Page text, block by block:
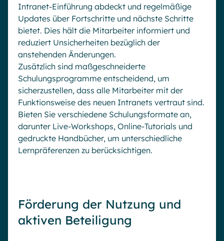
Intranet-Einführung abdeckt und regelmäßige
Updates über Fortschritte und nächste Schritte
bietet. Dies hält die Mitarbeiter informiert und
reduziert Unsicherheiten bezüglich der
anstehenden Änderungen.
Zusätzlich sind maßgeschneiderte
Schulungsprogramme entscheidend, um
sicherzustellen, dass alle Mitarbeiter mit der
Funktionsweise des neuen Intranets vertraut sind.
Bieten Sie verschiedene Schulungsformate an,
darunter Live-Workshops, Online-Tutorials und
gedruckte Handbücher, um unterschiedliche
Lernpräferenzen zu berücksichtigen.
Förderung der Nutzung und
aktiven Beteiligung